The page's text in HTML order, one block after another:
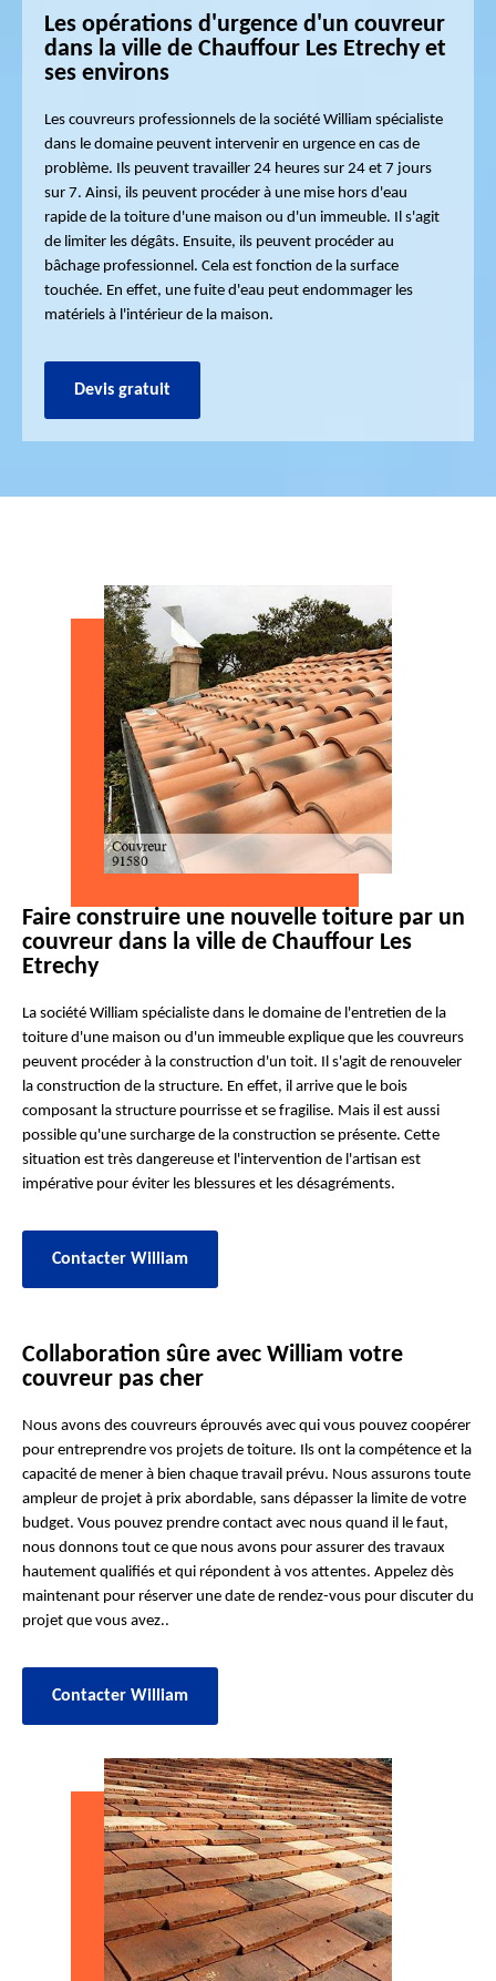
Les opérations d'urgence d'un couvreur
dans la ville de Chauffour Les Etrechy et
ses environs
Les couvreurs professionnels de la société William spécialiste
dans le domaine peuvent intervenir en urgence en cas de
problème. Ils peuvent travailler 24 heures sur 24 et 7 jours
sur 7. Ainsi, ils peuvent procéder à une mise hors d'eau
rapide de la toiture d'une maison ou d'un immeuble. Il s'agit
de limiter les dégâts. Ensuite, ils peuvent procéder au
bâchage professionnel. Cela est fonction de la surface
touchée. En effet, une fuite d'eau peut endommager les
matériels à l'intérieur de la maison.
Devis gratuit
Faire construire une nouvelle toiture par un
couvreur dans la ville de Chauffour Les
Etrechy
La société William spécialiste dans le domaine de l'entretien de la
toiture d'une maison ou d'un immeuble explique que les couvreurs
peuvent procéder à la construction d'un toit. Il s'agit de renouveler
la construction de la structure. En effet, il arrive que le bois
composant la structure pourrisse et se fragilise. Mais il est aussi
possible qu'une surcharge de la construction se présente. Cette
situation est très dangereuse et l'intervention de l'artisan est
impérative pour éviter les blessures et les désagréments.
Contacter William
Collaboration sûre avec William votre
couvreur pas cher
Nous avons des couvreurs éprouvés avec qui vous pouvez coopérer
pour entreprendre vos projets de toiture. Ils ont la compétence et la
capacité de mener à bien chaque travail prévu. Nous assurons toute
ampleur de projet à prix abordable, sans dépasser la limite de votre
budget. Vous pouvez prendre contact avec nous quand il le faut,
nous donnons tout ce que nous avons pour assurer des travaux
hautement qualifiés et qui répondent à vos attentes. Appelez dès
maintenant pour réserver une date de rendez-vous pour discuter du
projet que vous avez..
Contacter William